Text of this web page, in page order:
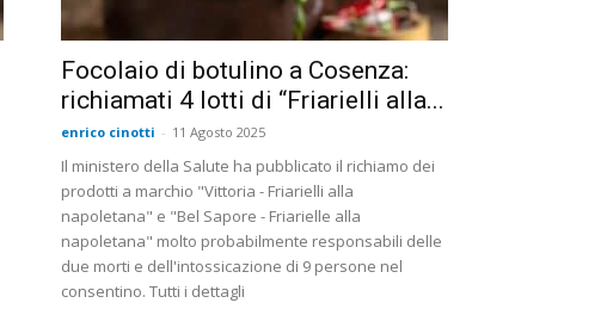
Focolaio di botulino a Cosenza:
richiamati 4 lotti di “Friarielli alla...
enrico cinotti - 11 Agosto 2025
Il ministero della Salute ha pubblicato il richiamo dei
prodotti a marchio "Vittoria - Friarielli alla
napoletana" e "Bel Sapore - Friarielle alla
napoletana" molto probabilmente responsabili delle
due morti e dell'intossicazione di 9 persone nel
consentino. Tutti i dettagli